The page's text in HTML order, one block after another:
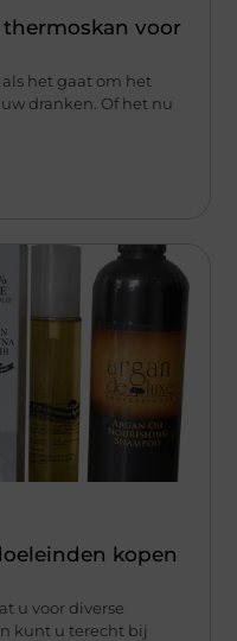
voor
het gaat om het
dranken. Of het nu
kopen
u voor diverse
kunt u terecht bij